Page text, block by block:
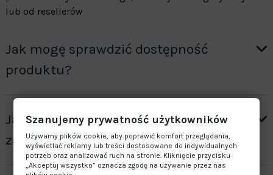
lub od resellerów
Jak mogę sprawdzić dostępność
produktu?
Jak otrzymać wycenę produktów ”na
zamówienie”?
Szanujemy prywatność użytkowników
Używamy plików cookie, aby poprawić komfort przeglądania,
wyświetlać reklamy lub treści dostosowane do indywidualnych
potrzeb oraz analizować ruch na stronie. Kliknięcie przycisku
„Akceptuj wszystko” oznacza zgodę na używanie przez nas